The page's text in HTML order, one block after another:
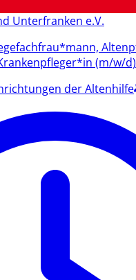
Unterfranken e.V.
(m/w/d)
der Altenhilfe